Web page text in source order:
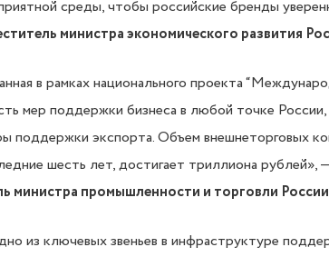
среды, чтобы российские бренды
министра экономического развития
в рамках национального проекта
мер поддержки бизнеса в любой точке
поддержки экспорта. Объем внешнеторговых
шесть лет, достигает триллиона рублей»,
министра промышленности и торговли
из ключевых звеньев в инфраструктуре